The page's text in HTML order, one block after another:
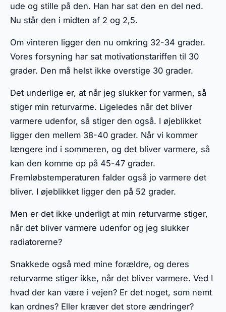
ude og stille på den. Han har sat den en del ned.
Nu står den i midten af 2 og 2,5.
Om vinteren ligger den nu omkring 32-34 grader.
Vores forsyning har sat motivationstariffen til 30
grader. Den må helst ikke overstige 30 grader.
Det underlige er, at når jeg slukker for varmen, så
stiger min returvarme. Ligeledes når det bliver
varmere udenfor, så stiger den også. I øjeblikket
ligger den mellem 38-40 grader. Når vi kommer
længere ind i sommeren, og det bliver varmere, så
kan den komme op på 45-47 grader.
Fremløbstemperaturen falder også jo varmere det
bliver. I øjeblikket ligger den på 52 grader.
Men er det ikke underligt at min returvarme stiger,
når det bliver varmere udenfor og jeg slukker
radiatorerne?
Snakkede også med mine forældre, og deres
returvarme stiger ikke, når det bliver varmere. Ved I
hvad der kan være i vejen? Er det noget, som nemt
kan ordnes? Eller kræver det store ændringer?